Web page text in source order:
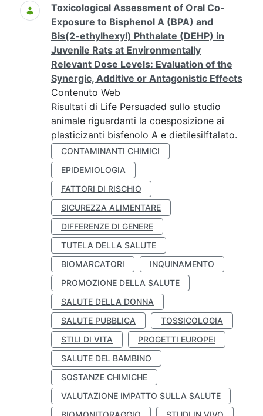
Toxicological Assessment of Oral Co-
Exposure to Bisphenol A (BPA) and
Bis(2-ethylhexyl) Phthalate (DEHP) in
Juvenile Rats at Environmentally
Relevant Dose Levels: Evaluation of the
Synergic, Additive or Antagonistic Effects
Contenuto Web
Risultati di Life Persuaded sullo studio
animale riguardanti la coesposizione ai
plasticizanti bisfenolo A e dietilesilftalato.
CONTAMINANTI CHIMICI
EPIDEMIOLOGIA
FATTORI DI RISCHIO
SICUREZZA ALIMENTARE
DIFFERENZE DI GENERE
TUTELA DELLA SALUTE
BIOMARCATORI
INQUINAMENTO
PROMOZIONE DELLA SALUTE
SALUTE DELLA DONNA
SALUTE PUBBLICA
TOSSICOLOGIA
STILI DI VITA
PROGETTI EUROPEI
SALUTE DEL BAMBINO
SOSTANZE CHIMICHE
VALUTAZIONE IMPATTO SULLA SALUTE